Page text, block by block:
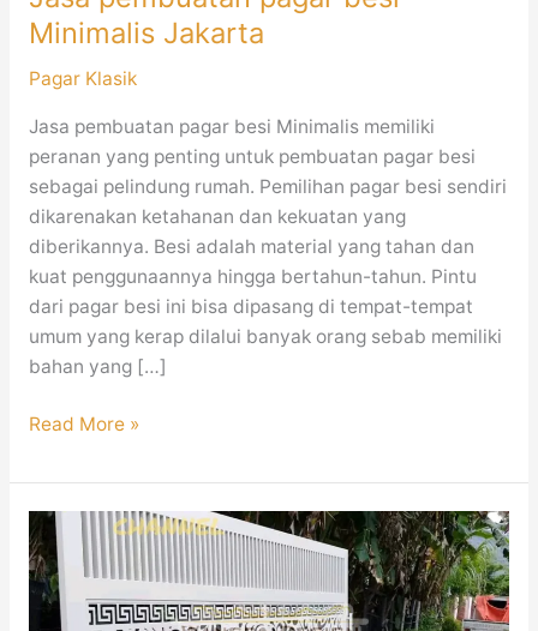
Minimalis Jakarta
Pagar Klasik
Jasa pembuatan pagar besi Minimalis memiliki
peranan yang penting untuk pembuatan pagar besi
sebagai pelindung rumah. Pemilihan pagar besi sendiri
dikarenakan ketahanan dan kekuatan yang
diberikannya. Besi adalah material yang tahan dan
kuat penggunaannya hingga bertahun-tahun. Pintu
dari pagar besi ini bisa dipasang di tempat-tempat
umum yang kerap dilalui banyak orang sebab memiliki
bahan yang […]
Read More »
Pagar
Besi
Minimalis
Modern